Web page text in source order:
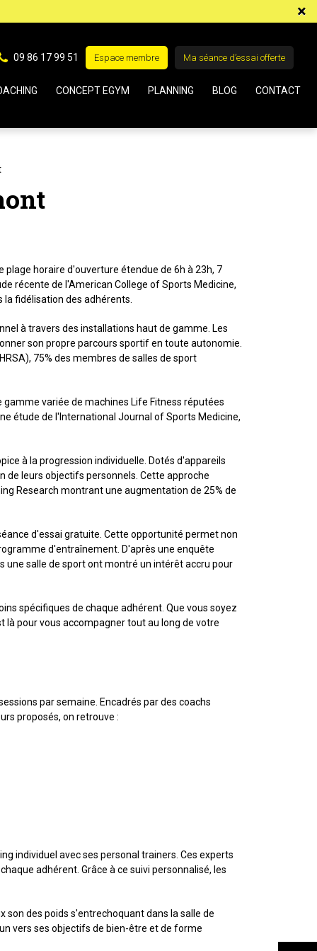
×
09 86 17 99 51 Espace membre Ma séance d’essai offerte
CONCEPT EGYM PLANNING BLOG CONTACT
plage horaire d'ouverture étendue de 6h à 23h, 7
récente de l'American College of Sports Medicine,
fidélisation des adhérents.
à travers des installations haut de gamme. Les
son propre parcours sportif en toute autonomie.
75% des membres de salles de sport
variée de machines Life Fitness réputées
étude de l'International Journal of Sports Medicine,
à la progression individuelle. Dotés d'appareils
de leurs objectifs personnels. Cette approche
Research montrant une augmentation de 25% de
d'essai gratuite. Cette opportunité permet non
d'entraînement. D'après une enquête
une salle de sport ont montré un intérêt accru pour
spécifiques de chaque adhérent. Que vous soyez
là pour vous accompagner tout au long de votre
par semaine. Encadrés par des coachs
proposés, on retrouve :
individuel avec ses personal trainers. Ces experts
adhérent. Grâce à ce suivi personnalisé, les
son des poids s'entrechoquant dans la salle de
vers ses objectifs de bien-être et de forme